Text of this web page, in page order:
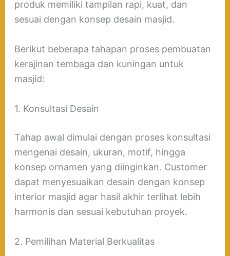
produk memiliki tampilan rapi, kuat, dan
sesuai dengan konsep desain masjid.
Berikut beberapa tahapan proses pembuatan
kerajinan tembaga dan kuningan untuk
masjid:
1. Konsultasi Desain
Tahap awal dimulai dengan proses konsultasi
mengenai desain, ukuran, motif, hingga
konsep ornamen yang diinginkan. Customer
dapat menyesuaikan desain dengan konsep
interior masjid agar hasil akhir terlihat lebih
harmonis dan sesuai kebutuhan proyek.
2. Pemilihan Material Berkualitas